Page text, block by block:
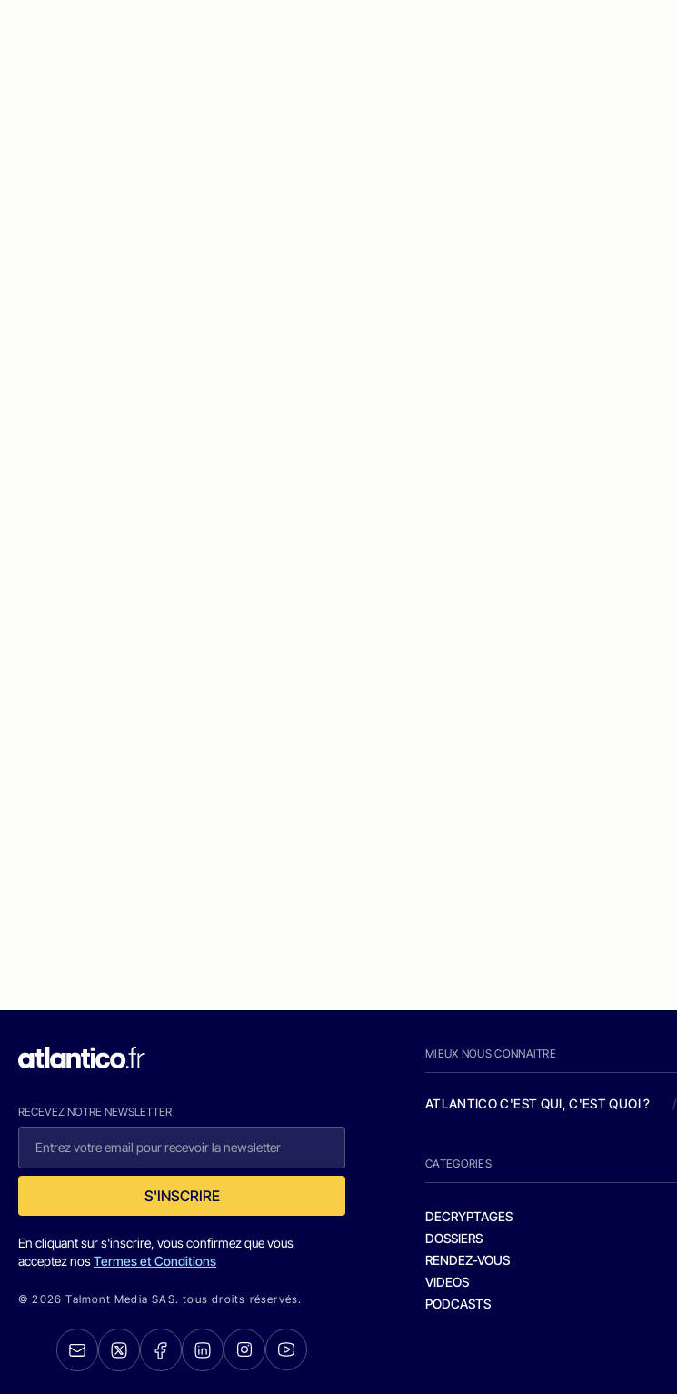
RECEVEZ NOTRE NEWSLETTER
S'INSCRIRE
En cliquant sur s'inscrire, vous confirmez que vous
acceptez nosTermes et Conditions
© 2026 Talmont Media SAS. tous droits réservés.
MIEUX NOUS CONNAITRE
ATLANTICO C'EST QUI, C'EST QUOI ? /
CATEGORIES
DECRYPTAGES
DOSSIERS
RENDEZ-VOUS
VIDEOS
PODCASTS